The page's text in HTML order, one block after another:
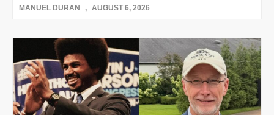
MANUEL DURAN AUGUST 6, 2026